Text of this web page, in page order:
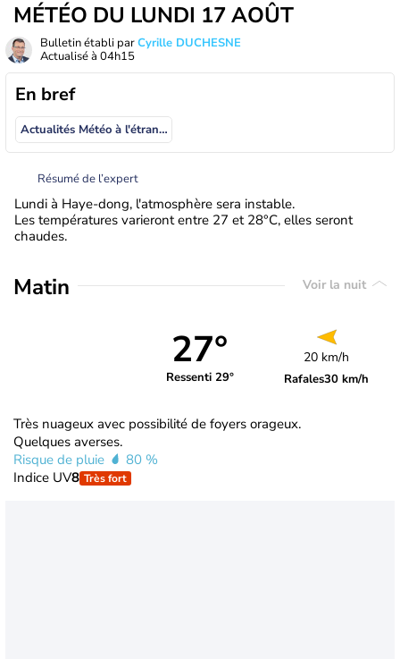
MÉTÉO DU LUNDI 17 AOÛT
Bulletin établi parCyrille DUCHESNE
Actualisé à 04h15
En bref
Actualités Météo à l'étranger
Résumé de l’expert
Lundi à Haye-dong, l'atmosphère sera instable.
Les températures varieront entre 27 et 28°C, elles seront
chaudes.
Matin Voir la nuit
27°
Ressenti 29°
20 km/h
Rafales30 km/h
Très nuageux avec possibilité de foyers orageux.
Quelques averses.
Risque de pluie
80 %
Indice UV8 Très fort